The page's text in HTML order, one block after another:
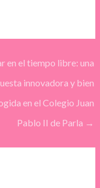
en el tiempo libre: una
innovadora y bien
en el Colegio Juan
Pablo II de Parla →